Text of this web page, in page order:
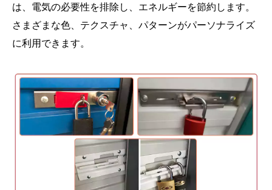
は、電気の必要性を排除し、エネルギーを節約します。
さまざまな色、テクスチャ、パターンがパーソナライズ
に利用できます。